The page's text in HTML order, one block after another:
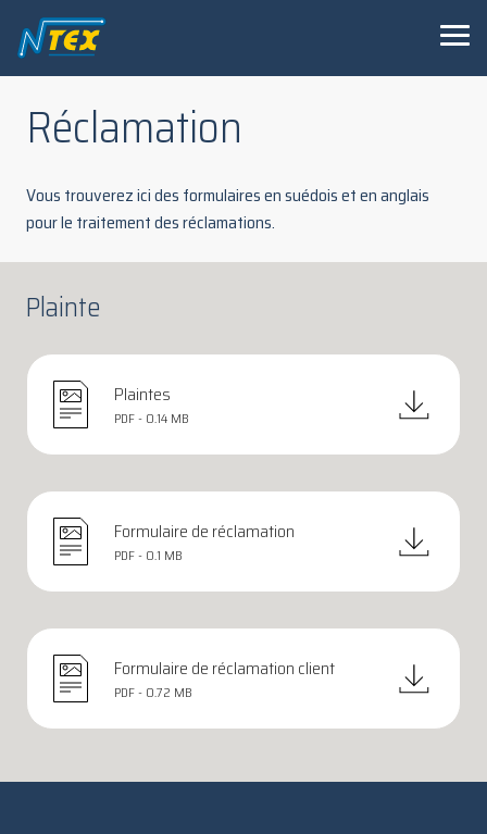
Réclamation
Vous trouverez ici des formulaires en suédois et en anglais
pour le traitement des réclamations.
Plainte
Plaintes
PDF - 0.14 MB
Formulaire de réclamation
PDF - 0.1 MB
Formulaire de réclamation client
PDF - 0.72 MB